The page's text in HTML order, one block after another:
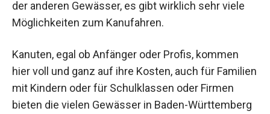
der anderen Gewässer, es gibt wirklich sehr viele
Möglichkeiten zum Kanufahren.
Kanuten, egal ob Anfänger oder Profis, kommen
hier voll und ganz auf ihre Kosten, auch für Familien
mit Kindern oder für Schulklassen oder Firmen
bieten die vielen Gewässer in Baden-Württemberg